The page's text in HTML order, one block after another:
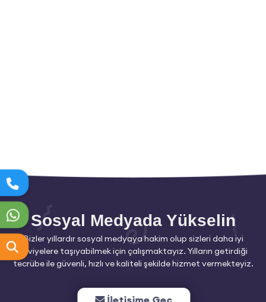
Sosyal Medyada Yükselin
Bizler yıllardır sosyal medyaya hakim olup sizleri daha iyi
seviyelere taşıyabilmek için çalışmaktayız. Yılların getirdiği
tecrübe ile güvenli, hızlı ve kaliteli şekilde hizmet vermekteyiz.
İletişime Geç